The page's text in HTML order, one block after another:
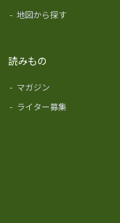
- 地図から探す
読みもの
- マガジン
- ライター募集